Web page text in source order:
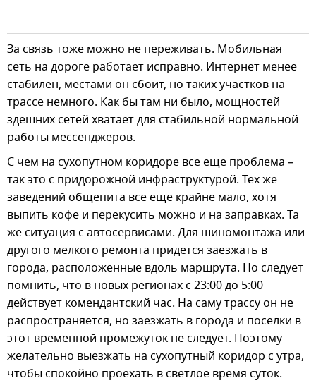
За связь тоже можно не переживать. Мобильная
сеть на дороге работает исправно. Интернет менее
стабилен, местами он сбоит, но таких участков на
трассе немного. Как бы там ни было, мощностей
здешних сетей хватает для стабильной нормальной
работы мессенджеров.
С чем на сухопутном коридоре все еще проблема –
так это с придорожной инфраструктурой. Тех же
заведений общепита все еще крайне мало, хотя
выпить кофе и перекусить можно и на заправках. Та
же ситуация с автосервисами. Для шиномонтажа или
другого мелкого ремонта придется заезжать в
города, расположенные вдоль маршрута. Но следует
помнить, что в новых регионах с 23:00 до 5:00
действует комендантский час. На саму трассу он не
распространяется, но заезжать в города и поселки в
этот временной промежуток не следует. Поэтому
желательно выезжать на сухопутный коридор с утра,
чтобы спокойно проехать в светлое время суток.